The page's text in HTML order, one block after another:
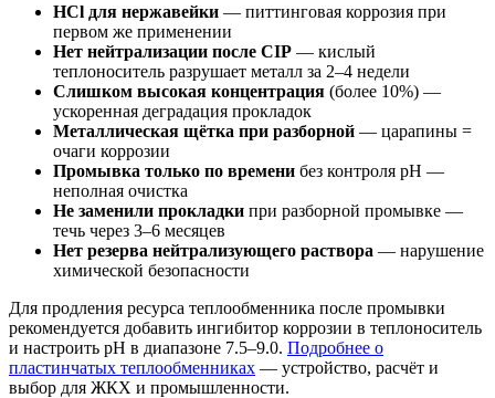
HCl для нержавейки — питтинговая коррозия при
первом же применении
Нет нейтрализации после CIP — кислый
теплоноситель разрушает металл за 2–4 недели
Слишком высокая концентрация (более 10%) —
ускоренная деградация прокладок
Металлическая щётка при разборной — царапины =
очаги коррозии
Промывка только по времени без контроля pH —
неполная очистка
Не заменили прокладки при разборной промывке —
течь через 3–6 месяцев
Нет резерва нейтрализующего раствора — нарушение
химической безопасности
Для продления ресурса теплообменника после промывки
рекомендуется добавить ингибитор коррозии в теплоноситель
и настроить pH в диапазоне 7.5–9.0. Подробнее о
пластинчатых теплообменниках — устройство, расчёт и
выбор для ЖКХ и промышленности.